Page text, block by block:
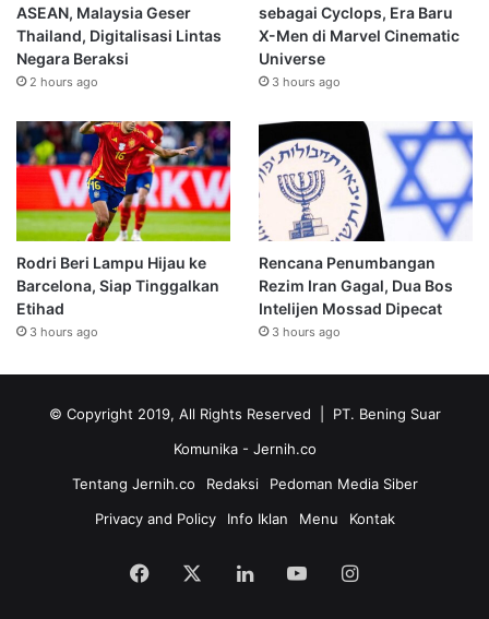
ASEAN, Malaysia Geser
Thailand, Digitalisasi Lintas
Negara Beraksi
2 hours ago
sebagai Cyclops, Era Baru
X-Men di Marvel Cinematic
Universe
3 hours ago
Rodri Beri Lampu Hijau ke
Barcelona, Siap Tinggalkan
Etihad
3 hours ago
Rencana Penumbangan
Rezim Iran Gagal, Dua Bos
Intelijen Mossad Dipecat
3 hours ago
© Copyright 2019, All Rights Reserved | PT. Bening Suar
Komunika - Jernih.co
Tentang Jernih.co
Redaksi
Pedoman Media Siber
Privacy and Policy
Info Iklan Menu Kontak
Facebook LinkedInYouTubeInstagram